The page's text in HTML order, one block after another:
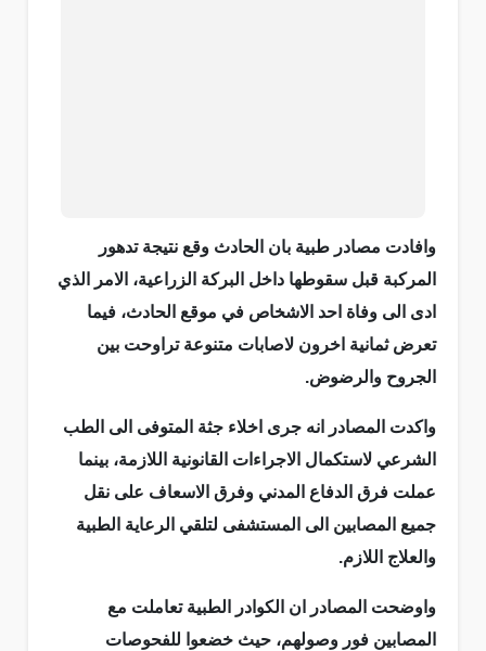
وافادت مصادر طبية بان الحادث وقع نتيجة تدهور
المركبة قبل سقوطها داخل البركة الزراعية، الامر الذي
ادى الى وفاة احد الاشخاص في موقع الحادث، فيما
تعرض ثمانية اخرون لاصابات متنوعة تراوحت بين
الجروح والرضوض.
واكدت المصادر انه جرى اخلاء جثة المتوفى الى الطب
الشرعي لاستكمال الاجراءات القانونية اللازمة، بينما
عملت فرق الدفاع المدني وفرق الاسعاف على نقل
جميع المصابين الى المستشفى لتلقي الرعاية الطبية
والعلاج اللازم.
واوضحت المصادر ان الكوادر الطبية تعاملت مع
المصابين فور وصولهم، حيث خضعوا للفحوصات